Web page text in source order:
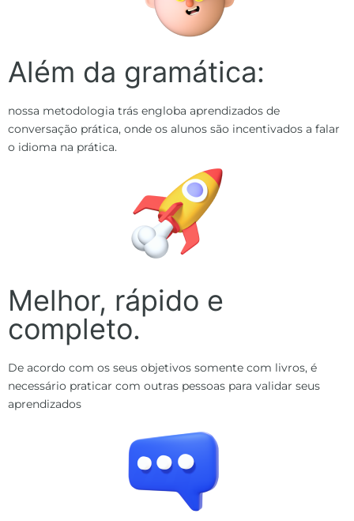
Além da gramática:
nossa metodologia trás engloba aprendizados de
conversação prática, onde os alunos são incentivados a falar
o idioma na prática.
Melhor, rápido e
completo.
De acordo com os seus objetivos somente com livros, é
necessário praticar com outras pessoas para validar seus
aprendizados